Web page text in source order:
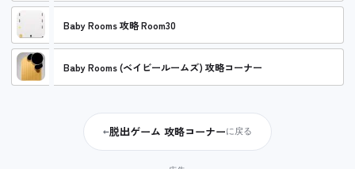
Baby Rooms 攻略 Room30
Baby Rooms (ベイビールームズ) 攻略コーナー
←脱出ゲーム 攻略コーナーに戻る